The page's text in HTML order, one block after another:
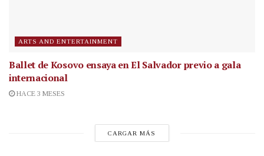
ARTS AND ENTERTAINMENT
Ballet de Kosovo ensaya en El Salvador previo a gala
internacional
HACE 3 MESES
CARGAR MÁS